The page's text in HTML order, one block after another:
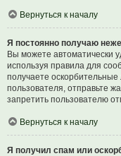
Вернуться к началу
Я постоянно получаю
Вы можете автоматически
используя правила для
получаете
пользователя, отправьте
запретить пользователю
Вернуться к началу
Я получил спам или